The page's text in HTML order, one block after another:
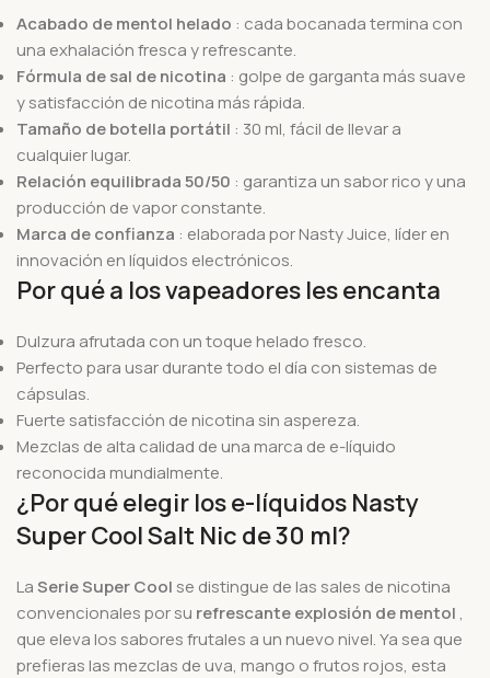
Acabado de mentol helado : cada bocanada termina con
una exhalación fresca y refrescante.
Fórmula de sal de nicotina : golpe de garganta más suave
y satisfacción de nicotina más rápida.
Tamaño de botella portátil : 30 ml, fácil de llevar a
cualquier lugar.
Relación equilibrada 50/50 : garantiza un sabor rico y una
producción de vapor constante.
Marca de confianza : elaborada por Nasty Juice, líder en
innovación en líquidos electrónicos.
Por qué a los vapeadores les encanta
Dulzura afrutada con un toque helado fresco.
Perfecto para usar durante todo el día con sistemas de
cápsulas.
Fuerte satisfacción de nicotina sin aspereza.
Mezclas de alta calidad de una marca de e-líquido
reconocida mundialmente.
¿Por qué elegir los e-líquidos Nasty
Super Cool Salt Nic de 30 ml?
LaSerie Super Cool se distingue de las sales de nicotina
convencionales por su refrescante explosión de mentol ,
que eleva los sabores frutales a un nuevo nivel. Ya sea que
prefieras las mezclas de uva, mango o frutos rojos, esta